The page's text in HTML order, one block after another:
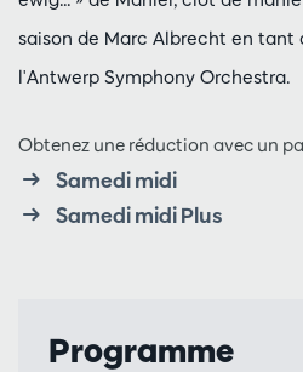
saison de Marc Albrecht en
l'Antwerp Symphony Orchestra.
Obtenez une réduction avec un
Samedi midi
Samedi midi Plus
Programme